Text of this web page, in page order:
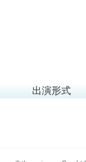
出演形式